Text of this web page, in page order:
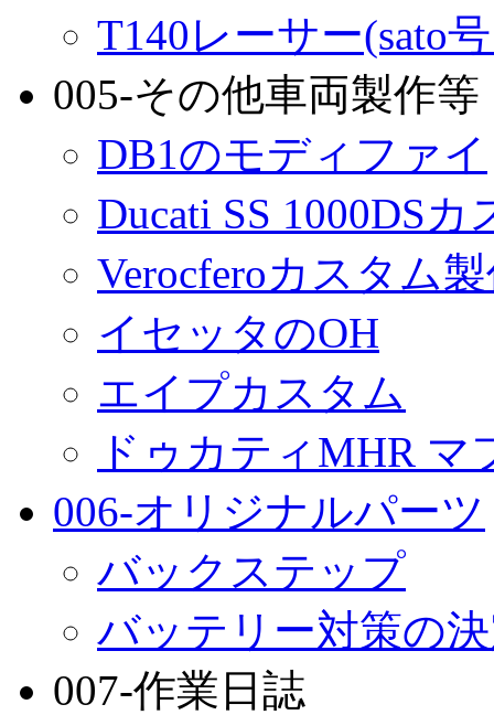
T140レーサー(sato
005-その他車両製作等
DB1のモディファイ
Ducati SS 1000DSカ
Verocferoカスタム
イセッタのOH
エイプカスタム
ドゥカティMHR マ
006-オリジナルパーツ
バックステップ
バッテリー対策の
007-作業日誌